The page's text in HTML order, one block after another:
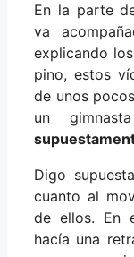
En la parte
va
explicando
pino, estos
de unos
un
Digo
cuanto al
de ellos. En
hacía una